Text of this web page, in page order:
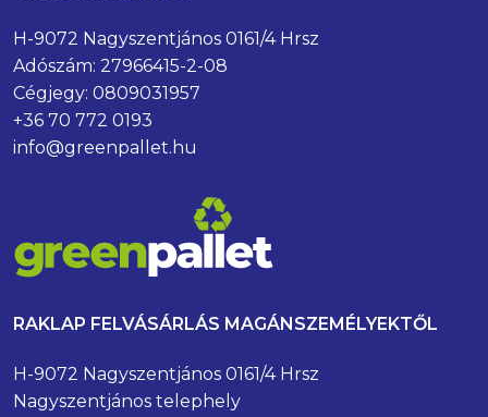
H-9072 Nagyszentjános 0161/4 Hrsz
Adószám: 27966415-2-08
Cégjegy: 0809031957
+36 70 772 0193
info@greenpallet.hu
RAKLAP FELVÁSÁRLÁS MAGÁNSZEMÉLYEKTŐL
H-9072 Nagyszentjános 0161/4 Hrsz
Nagyszentjános telephely